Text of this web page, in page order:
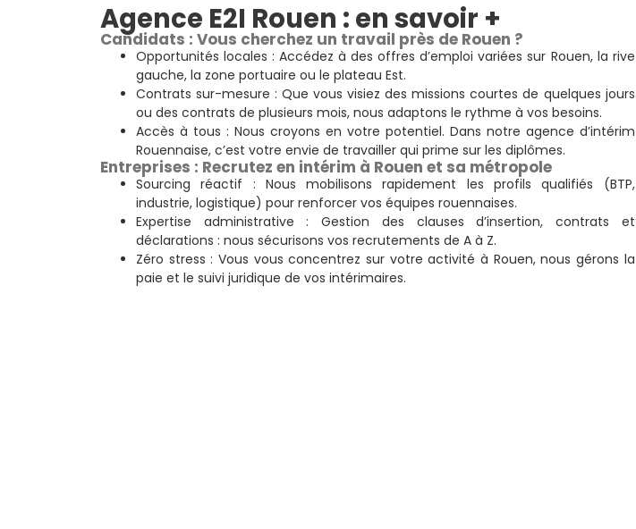
Agence E2I Rouen : en savoir +
Candidats : Vous cherchez un travail près de Rouen ?
Opportunités locales : Accédez à des offres d’emploi variées sur Rouen, la rive
gauche, la zone portuaire ou le plateau Est.
Contrats sur-mesure : Que vous visiez des missions courtes de quelques jours
ou des contrats de plusieurs mois, nous adaptons le rythme à vos besoins.
Accès à tous : Nous croyons en votre potentiel. Dans notre agence d’intérim
Rouennaise, c’est votre envie de travailler qui prime sur les diplômes.
Entreprises : Recrutez en intérim à Rouen et sa métropole
Sourcing réactif : Nous mobilisons rapidement les profils qualifiés (BTP,
industrie, logistique) pour renforcer vos équipes rouennaises.
Expertise administrative : Gestion des clauses d’insertion, contrats et
déclarations : nous sécurisons vos recrutements de A à Z.
Zéro stress : Vous vous concentrez sur votre activité à Rouen, nous gérons la
paie et le suivi juridique de vos intérimaires.